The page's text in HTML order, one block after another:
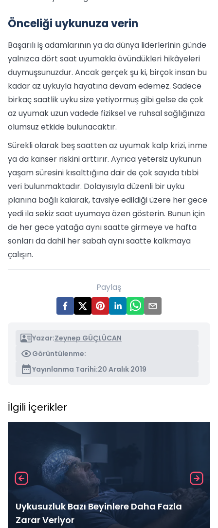
Önceliği uykunuza verin
Başarılı iş adamlarının ya da dünya liderlerinin günde
yalnızca dört saat uyumakla övündükleri hikâyeleri
duymuşsunuzdur. Ancak gerçek şu ki, birçok insan bu
kadar az uykuyla hayatına devam edemez. Sadece
birkaç saatlik uyku size yetiyormuş gibi gelse de çok
az uyumak uzun vadede fiziksel ve ruhsal sağlığınıza
olumsuz etkide bulunacaktır.
Sürekli olarak beş saatten az uyumak kalp krizi, inme
ya da kanser riskini arttırır. Ayrıca yetersiz uykunun
yaşam süresini kısalttığına dair de çok sayıda tıbbi
veri bulunmaktadır. Dolayısıyla düzenli bir uyku
planına bağlı kalarak, tavsiye edildiği üzere her gece
yedi ila sekiz saat uyumaya özen gösterin. Bunun için
de her gece yatağa aynı saatte girmeye ve hafta
sonları da dahil her sabah aynı saatte kalkmaya
çalışın.
Paylaş
Yazar:Zeynep GÜÇLÜCAN
Görüntülenme:
Yayınlanma Tarihi:20 Aralık 2019
İlgili İçerikler
Uykusuzluk Bazı Beyinlere Daha Fazla
Zarar Veriyor